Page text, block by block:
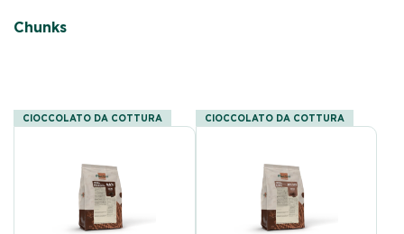
Chunks
CIOCCOLATO DA COTTURA CIOCCOLATO DA COTTURA